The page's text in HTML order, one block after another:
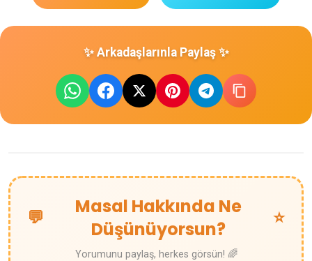
✨ Arkadaşlarınla Paylaş ✨
💬
Masal Hakkında Ne
Düşünüyorsun?
⭐
Yorumunu paylaş, herkes görsün! 🌈